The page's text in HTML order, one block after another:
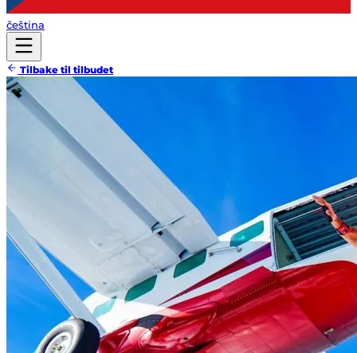
čeština
Tilbake til tilbudet